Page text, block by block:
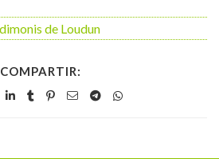
de Loudun
COMPARTIR: